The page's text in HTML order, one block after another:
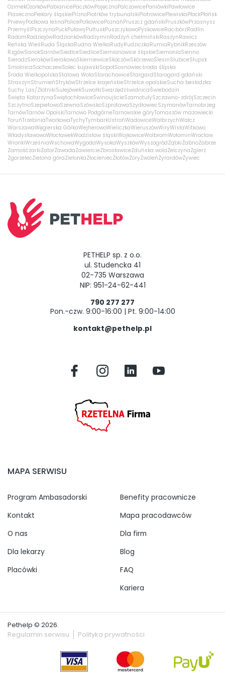
OzimekOzorkówPabianicePaczkówPajęcznoPalczowicePaniówkiPawłowice
PiasecznoPiekary śląskiePilznoPiotrków trybunalskiPiotrowicePlewiskaPłockPłońsk
PniewyPodkowa leśnaPolicePolkowicePoznańPruszcz gdańskiPruszkówPrzasnysz
PrzemyślPszczynaPuckPuławyPułtuskPuszczykowoPyskowiceRacibórzRadlin
RadomRadziejówRadzionkówRadzyminRadzyń chełmińskiRaszynRawicz
Reńska WieśRuda ŚląskaRudna WielkaRudyRudziczkaRumiaRybnikRzeszów
RzgówSanokSarnówSiedlceSiedliceSiemianowice śląskieSiemoniaSienno
SieradzSierakówSierakowoSkierniewiceSkoczówSkórzewoŚlesinSłubiceSłupsk
SmolnicaSochaczewSolec kujawskiSopotSosnowiecśroda śląska
Środa WielkopolskaStalowa WolaStarachowiceStargardStarogard gdański
StraszynStrumieńStrykówStrzelce krajeńskieStrzelce opolskieSucha beskidzka
Suchy Las/ZłotnikiSulejówekSuwałkiSwarzędzświdnicaŚwiebodzin
Święta KatarzynaŚwiętochłowiceŚwinoujścieSzamotułySzczawno-zdrójSzczecin
SzczytnoSzepietowoSzewnaSzówskoSzprotawaSzydłowiecSzymanówTarnobrzeg
TarnówTarnów OpolskiTarnowo PodgórneTarnowskie góryTomaszów mazowiecki
ToruńTrzebiniaTworkowaTychyTymbarkUstrońWadowiceWałbrzychWałcz
WarszawaWęgierska GórkaWejherowoWieliczkaWieruszówWiryWisłaWitkowo
WładysławowoWłocławekWodzisław śląskiWojkowiceWolbromWołominWrocław
WronkiWrześniaWschowaWygodaWysokaWyszkówWyszogródZąbkiŻabnoZabrze
ZamośćżarkiZatorZawadaZawiercieZbrosławiceZduńska wolaZelczynaZgierz
ZgorzelecZielona góraZielonkaZłocieniecZłotówŻoryZwoleńŻyrardówŻywiec
PETHELP sp. z o.o.
ul. Studencka 41
02-735 Warszawa
NIP: 951-24-62-441
790 277 277
Pon.-czw. 9:00-16:00 | Pt. 9:00-14:00
kontakt@pethelp.pl
MAPA SERWISU
Program Ambasadorski
Kontakt
O nas
Dla lekarzy
Placówki
Benefity pracownicze
Mapa pracodawców
Dla firm
Blog
FAQ
Kariera
Pethelp © 2026.
Regulamin serwisu
Polityka prywatności